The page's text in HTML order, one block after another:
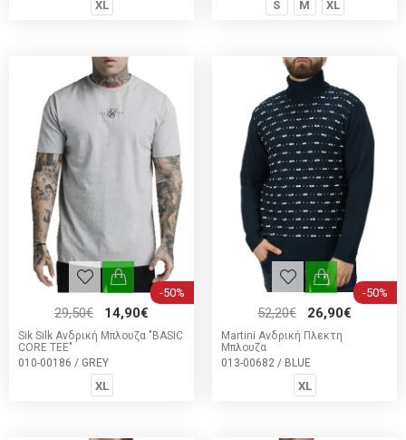
XL S M XL
-50%
29,50€ 14,90€
Sik Silk Ανδρική Μπλουζα "BASIC
CORE TEE"
010-00186 / GREY
XL
-50%
52,20€ 26,90€
Martini Ανδρική Πλεκτη
Μπλουζα
013-00682 / BLUE
XL